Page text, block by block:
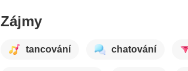
Zájmy
tancování chatování